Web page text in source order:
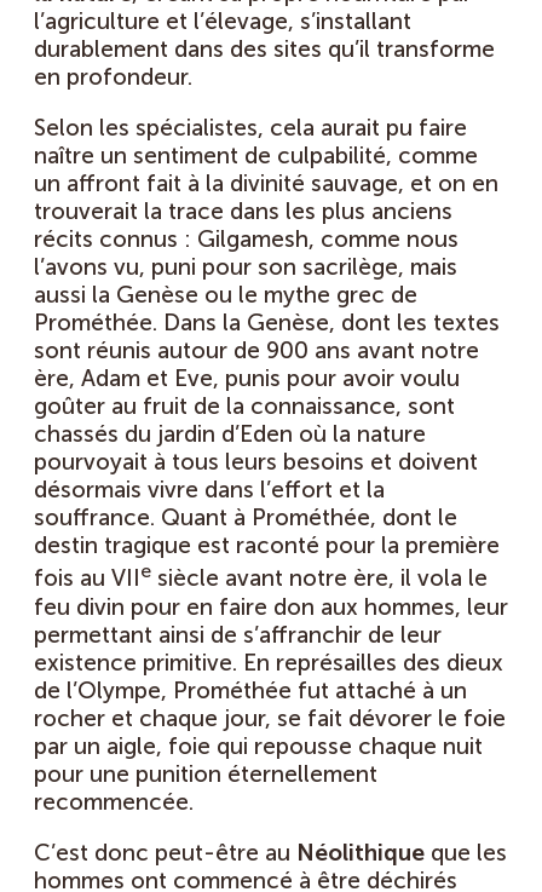
l’agriculture et l’élevage, s’installant
durablement dans des sites qu’il transforme
en profondeur.
Selon les spécialistes, cela aurait pu faire
naître un sentiment de culpabilité, comme
un affront fait à la divinité sauvage, et on en
trouverait la trace dans les plus anciens
récits connus : Gilgamesh, comme nous
l’avons vu, puni pour son sacrilège, mais
aussi la Genèse ou le mythe grec de
Prométhée. Dans la Genèse, dont les textes
sont réunis autour de 900 ans avant notre
ère, Adam et Eve, punis pour avoir voulu
goûter au fruit de la connaissance, sont
chassés du jardin d’Eden où la nature
pourvoyait à tous leurs besoins et doivent
désormais vivre dans l’effort et la
souffrance. Quant à Prométhée, dont le
destin tragique est raconté pour la première
fois au VIIe siècle avant notre ère, il vola le
feu divin pour en faire don aux hommes, leur
permettant ainsi de s’affranchir de leur
existence primitive. En représailles des dieux
de l’Olympe, Prométhée fut attaché à un
rocher et chaque jour, se fait dévorer le foie
par un aigle, foie qui repousse chaque nuit
pour une punition éternellement
recommencée.
C’est donc peut-être au Néolithique que les
hommes ont commencé à être déchirés